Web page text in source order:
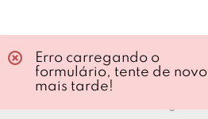
Erro carregando o
formulário, tente de novo
mais tarde!